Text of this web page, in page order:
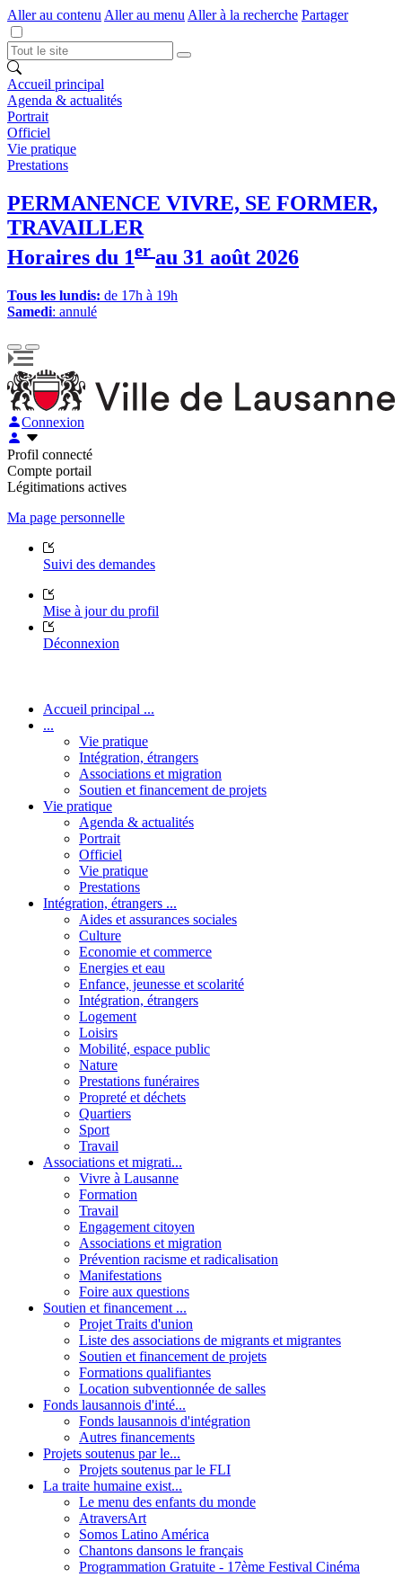
Aller au contenu Aller au menu Aller à la recherche Partager
Accueil principal
Agenda & actualités
Portrait
Officiel
Vie pratique
Prestations
PERMANENCE VIVRE, SE FORMER,
TRAVAILLER
Horaires du 1er au 31 août 2026
Tous les lundis: de 17h à 19h
Samedi: annulé
Connexion
Profil connecté
Compte portail
Légitimations actives
Ma page personnelle
Suivi des demandes
Mise à jour du profil
Déconnexion
Accueil principal ...
...
Vie pratique
Intégration, étrangers
Associations et migration
Soutien et financement de projets
Vie pratique
Agenda & actualités
Portrait
Officiel
Vie pratique
Prestations
Intégration, étrangers ...
Aides et assurances sociales
Culture
Economie et commerce
Energies et eau
Enfance, jeunesse et scolarité
Intégration, étrangers
Logement
Loisirs
Mobilité, espace public
Nature
Prestations funéraires
Propreté et déchets
Quartiers
Sport
Travail
Associations et migrati...
Vivre à Lausanne
Formation
Travail
Engagement citoyen
Associations et migration
Prévention racisme et radicalisation
Manifestations
Foire aux questions
Soutien et financement ...
Projet Traits d'union
Liste des associations de migrants et migrantes
Soutien et financement de projets
Formations qualifiantes
Location subventionnée de salles
Fonds lausannois d'inté...
Fonds lausannois d'intégration
Autres financements
Projets soutenus par le...
Projets soutenus par le FLI
La traite humaine exist...
Le menu des enfants du monde
AtraversArt
Somos Latino América
Chantons dansons le français
Programmation Gratuite - 17ème Festival Cinéma